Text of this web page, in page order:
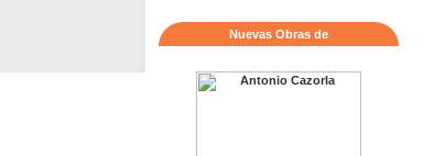
Nuevas Obras de